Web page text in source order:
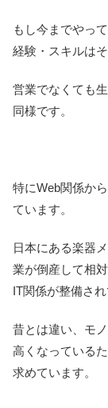
もし今までやっ
経験・スキルは
営業でなくても
同様です。
特にWeb関係か
ています。
日本にある楽器
業が倒産して相
IT関係が整備さ
昔とは違い、モ
高くなっている
求めています。